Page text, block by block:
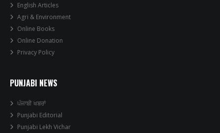
English Articles
Agri & Environment
Online Books
Online Donation
Privacy Policy
PUNJABI NEWS
ਪੰਜਾਬੀ ਖਬਰਾਂ
Punjabi Editorial
Punjabi Lekh Vichar